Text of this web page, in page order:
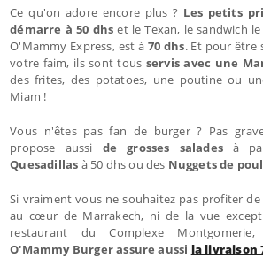
Ce qu'on adore encore plus ? Les petits
démarre à 50 dhs et le Texan, le sandwich
O'Mammy Express, est à 70 dhs. Et pour être
votre faim, ils sont tous servis avec une
des frites, des potatoes, une poutine ou
Miam !
Vous n'êtes pas fan de burger ? Pas
propose aussi de grosses saladesà
Quesadillas à 50 dhs ou des Nuggets de
Si vraiment vous ne souhaitez pas profiter
au cœur de Marrakech, ni de la vue
restaurant du Complexe Montgomerie,
O'Mammy Burger assure aussi la livraison